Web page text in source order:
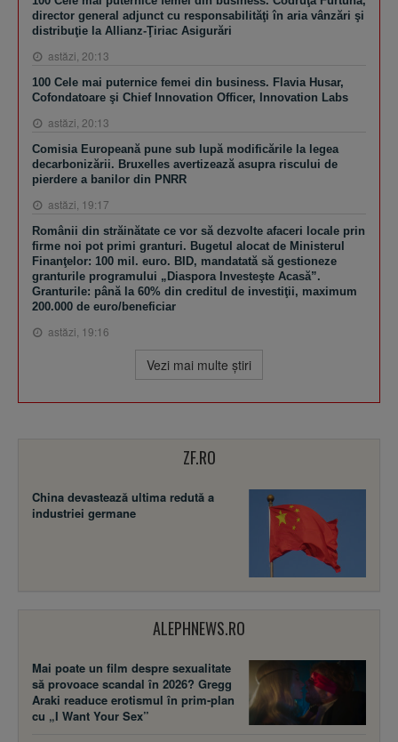
director general adjunct cu responsabilităţi în aria vânzări şi
distribuţie la Allianz-Ţiriac Asigurări
astăzi, 20:13
100 Cele mai puternice femei din business. Flavia Husar,
Cofondatoare şi Chief Innovation Officer, Innovation Labs
astăzi, 20:13
Comisia Europeană pune sub lupă modificările la legea
decarbonizării. Bruxelles avertizează asupra riscului de
pierdere a banilor din PNRR
astăzi, 19:17
Românii din străinătate ce vor să dezvolte afaceri locale prin
firme noi pot primi granturi. Bugetul alocat de Ministerul
Finanţelor: 100 mil. euro. BID, mandatată să gestioneze
granturile programului „Diaspora Investeşte Acasă”.
Granturile: până la 60% din creditul de investiţii, maximum
200.000 de euro/beneficiar
astăzi, 19:16
Vezi mai multe ştiri
ZF.RO
China devastează ultima redută a
industriei germane
ALEPHNEWS.RO
Mai poate un film despre sexualitate
să provoace scandal în 2026? Gregg
Araki readuce erotismul în prim-plan
cu „I Want Your Sex”